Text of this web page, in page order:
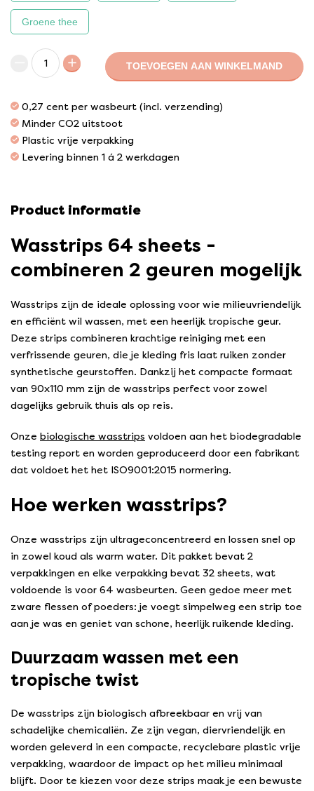
Groene thee
TOEVOEGEN AAN WINKELMAND
0,27 cent per wasbeurt (incl. verzending)
Minder CO2 uitstoot
Plastic vrije verpakking
Levering binnen 1 á 2 werkdagen
Product informatie
Wasstrips 64 sheets -
combineren 2 geuren mogelijk
Wasstrips zijn de ideale oplossing voor wie milieuvriendelijk
en efficiënt wil wassen, met een heerlijk tropische geur.
Deze strips combineren krachtige reiniging met een
verfrissende geuren, die je kleding fris laat ruiken zonder
synthetische geurstoffen. Dankzij het compacte formaat
van 90x110 mm zijn de wasstrips perfect voor zowel
dagelijks gebruik thuis als op reis.
Onze biologische wasstrips voldoen aan het biodegradable
testing report en worden geproduceerd door een fabrikant
dat voldoet het het ISO9001:2015 normering.
Hoe werken wasstrips?
Onze wasstrips zijn ultrageconcentreerd en lossen snel op
in zowel koud als warm water. Dit pakket bevat 2
verpakkingen en elke verpakking bevat 32 sheets, wat
voldoende is voor 64 wasbeurten. Geen gedoe meer met
zware flessen of poeders: je voegt simpelweg een strip toe
aan je was en geniet van schone, heerlijk ruikende kleding.
Duurzaam wassen met een
tropische twist
De wasstrips zijn biologisch afbreekbaar en vrij van
schadelijke chemicaliën. Ze zijn vegan, diervriendelijk en
worden geleverd in een compacte, recyclebare plastic vrije
verpakking, waardoor de impact op het milieu minimaal
blijft. Door te kiezen voor deze strips maak je een bewuste